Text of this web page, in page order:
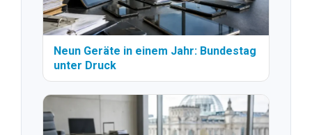
Neun Geräte in einem Jahr: Bundestag
unter Druck